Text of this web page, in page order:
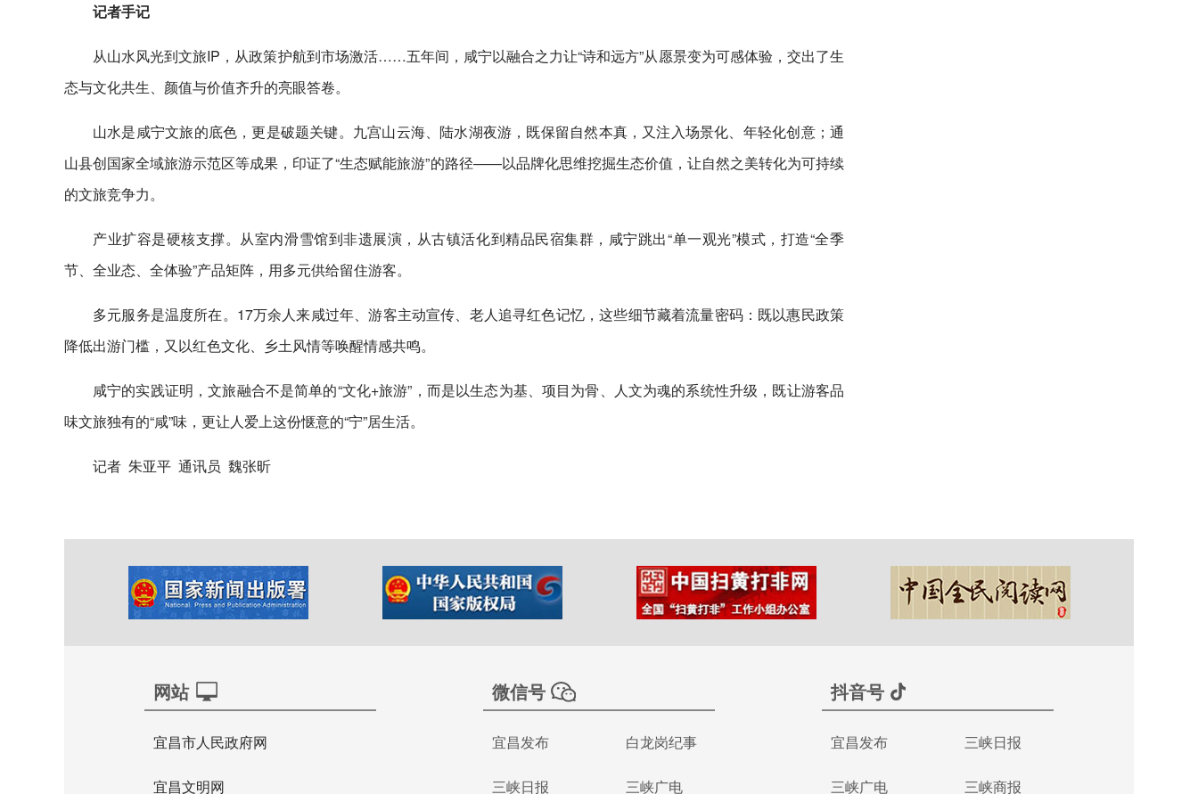
记者手记
从山水风光到文旅IP，从政策护航到市场激活……五年间，咸宁以融合之力让“诗和远方”从愿景变为可感体验，交出了生
态与文化共生、颜值与价值齐升的亮眼答卷。
山水是咸宁文旅的底色，更是破题关键。九宫山云海、陆水湖夜游，既保留自然本真，又注入场景化、年轻化创意；通
山县创国家全域旅游示范区等成果，印证了“生态赋能旅游”的路径——以品牌化思维挖掘生态价值，让自然之美转化为可持续
的文旅竞争力。
产业扩容是硬核支撑。从室内滑雪馆到非遗展演，从古镇活化到精品民宿集群，咸宁跳出“单一观光”模式，打造“全季
节、全业态、全体验”产品矩阵，用多元供给留住游客。
多元服务是温度所在。17万余人来咸过年、游客主动宣传、老人追寻红色记忆，这些细节藏着流量密码：既以惠民政策
降低出游门槛，又以红色文化、乡土风情等唤醒情感共鸣。
咸宁的实践证明，文旅融合不是简单的“文化+旅游”，而是以生态为基、项目为骨、人文为魂的系统性升级，既让游客品
味文旅独有的“咸”味，更让人爱上这份惬意的“宁”居生活。
记者 朱亚平 通讯员 魏张昕
网站
宜昌市人民政府网
宜昌文明网
微信号
宜昌发布 白龙岗纪事
三峡日报 三峡广电
抖音号
宜昌发布 三峡日报
三峡广电 三峡商报